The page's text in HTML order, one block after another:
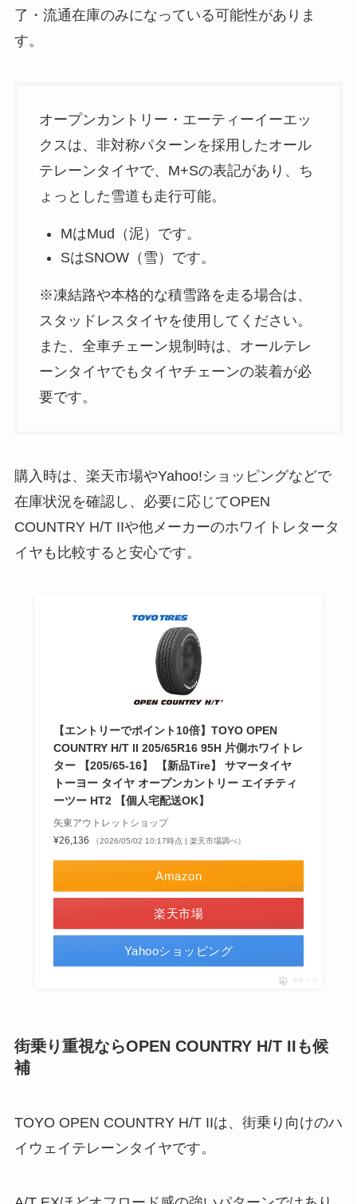
了・流通在庫のみになっている可能性がありま
す。
オープンカントリー・エーティーイーエッ
クスは、非対称パターンを採用したオール
テレーンタイヤで、M+Sの表記があり、ち
ょっとした雪道も走行可能。
MはMud（泥）です。
SはSNOW（雪）です。
※凍結路や本格的な積雪路を走る場合は、
スタッドレスタイヤを使用してください。
また、全車チェーン規制時は、オールテレ
ーンタイヤでもタイヤチェーンの装着が必
要です。
購入時は、楽天市場やYahoo!ショッピングなどで
在庫状況を確認し、必要に応じてOPEN
COUNTRY H/T IIや他メーカーのホワイトレタータ
イヤも比較すると安心です。
【エントリーでポイント10倍】TOYO OPEN
COUNTRY H/T II 205/65R16 95H 片側ホワイトレ
ター 【205/65-16】 【新品Tire】 サマータイヤ
トーヨー タイヤ オープンカントリー エイチティ
ーツー HT2 【個人宅配送OK】
矢東アウトレットショップ
¥26,136
（2026/05/02 10:17時点 | 楽天市場調べ）
Amazon
楽天市場
Yahooショッピング
ポチップ
街乗り重視ならOPEN COUNTRY H/T IIも候
補
TOYO OPEN COUNTRY H/T IIは、街乗り向けのハ
イウェイテレーンタイヤです。